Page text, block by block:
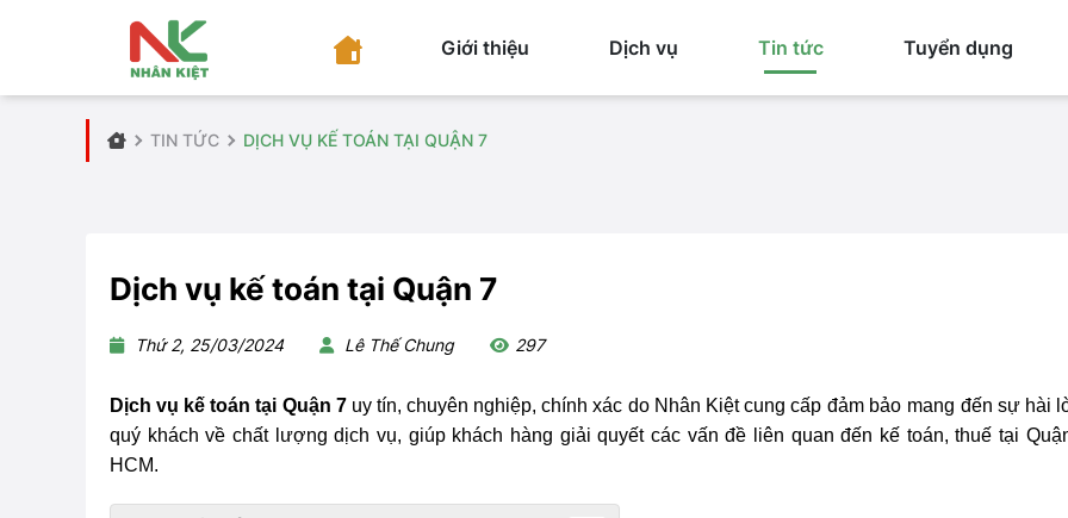
Giới thiệu Dịch vụ Tin tức Tuyển dụng
TIN TỨC DỊCH VỤ KẾ TOÁN TẠI QUẬN 7
Dịch vụ kế toán tại Quận 7
Thứ 2, 25/03/2024 Lê Thế Chung 297
Dịch vụ kế toán tại Quận 7uy tín, chuyên nghiệp, chính xác do Nhân Kiệt cung cấp đảm bảo mang đến sự hài
quý khách về chất lượng dịch vụ, giúp khách hàng giải quyết các vấn đề liên quan đến kế toán, thuế tại
HCM.